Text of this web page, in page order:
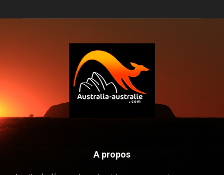
A propos